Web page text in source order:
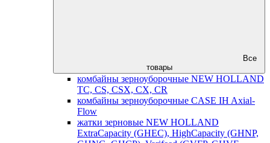
Все
товары
комбайны зерноуборочные NEW HOLLAND
TC, CS, CSX, CX, CR
комбайны зерноуборочные CASE IH Axial-
Flow
жатки зерновые NEW HOLLAND
ExtraCapacity (GHEC), HighCapacity (GHNP,